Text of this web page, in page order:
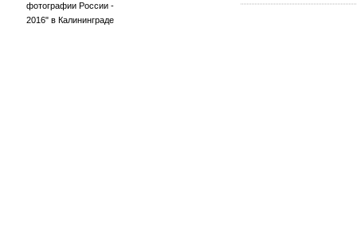
фотографии России -
2016" в Калининграде